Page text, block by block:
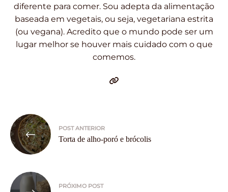
diferente para comer. Sou adepta da alimentação
baseada em vegetais, ou seja, vegetariana estrita
(ou vegana). Acredito que o mundo pode ser um
lugar melhor se houver mais cuidado com o que
comemos.
Navegação
de
Post
POST ANTERIOR
Torta de alho-poró e brócolis
PRÓXIMO POST